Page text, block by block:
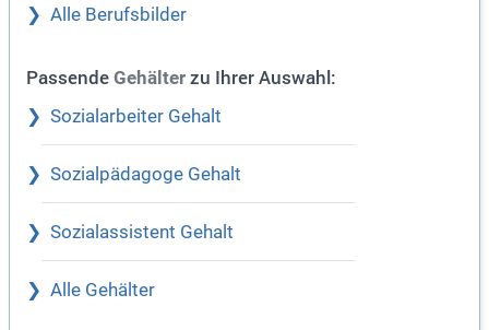
Alle Berufsbilder
Passende Gehälter zu Ihrer Auswahl:
Sozialarbeiter Gehalt
Sozialpädagoge Gehalt
Sozialassistent Gehalt
Alle Gehälter